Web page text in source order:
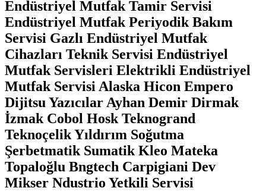
Endüstriyel Mutfak Tamir Servisi
Endüstriyel Mutfak Periyodik Bakım
Servisi Gazlı Endüstriyel Mutfak
Cihazları Teknik Servisi Endüstriyel
Mutfak Servisleri Elektrikli Endüstriyel
Mutfak Servisi Alaska Hicon Empero
Dijitsu Yazıcılar Ayhan Demir Dirmak
İzmak Cobol Hosk Teknogrand
Teknoçelik Yıldırım Soğutma
Şerbetmatik Sumatik Kleo Mateka
Topaloğlu Bngtech Carpigiani Dev
Mikser Ndustrio Yetkili Servisi